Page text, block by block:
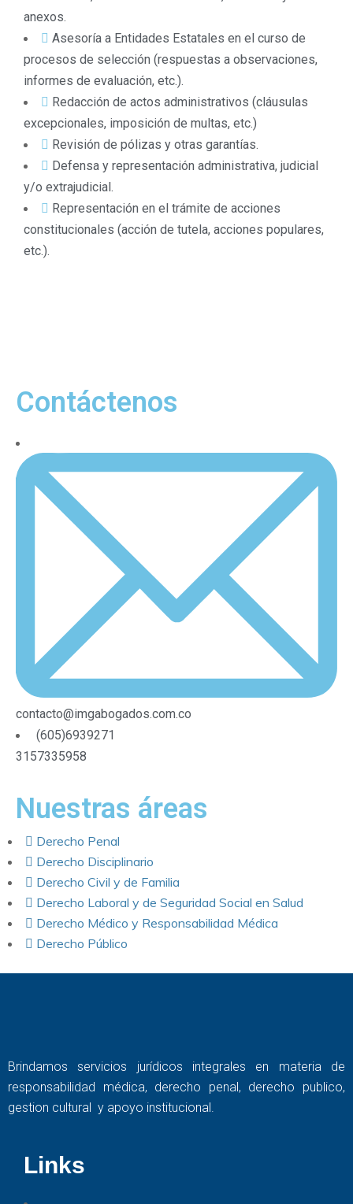
Contáctenos
contacto@imgabogados.com.co
(605)6939271
3157335958
Nuestras áreas
Derecho Penal
Derecho Disciplinario
Derecho Civil y de Familia
Derecho Laboral y de Seguridad Social en Salud
Derecho Médico y Responsabilidad Médica
Derecho Público
anexos.
Asesoría a Entidades Estatales en el curso de
procesos de selección (respuestas a observaciones,
informes de evaluación, etc.).
Redacción de actos administrativos (cláusulas
excepcionales, imposición de multas, etc.)
Revisión de pólizas y otras garantías.
Defensa y representación administrativa, judicial
y/o extrajudicial.
Representación en el trámite de acciones
constitucionales (acción de tutela, acciones populares,
etc.).
Brindamos servicios jurídicos integrales en materia de
responsabilidad médica, derecho penal, derecho publico,
gestion cultural y apoyo institucional.
Links